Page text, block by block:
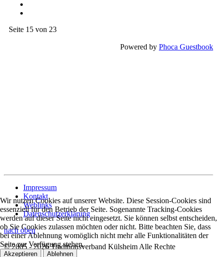
Seite 15 von 23
Powered by Phoca Guestbook
Impressum
Kontakt
Weblinks
Datenschutzerklärung
nach oben
© 2005 - 2026 Traditionsverband Külsheim Alle Rechte
vorbehalten.
Wir nutzen Cookies auf unserer Website. Diese Session-Cookies sind
essenziell für den Betrieb der Seite. Sogenannte Tracking-Cookies
werden auf dieser Seite nicht eingesetzt. Sie können selbst entscheiden,
ob Sie Cookies zulassen möchten oder nicht. Bitte beachten Sie, dass
bei einer Ablehnung womöglich nicht mehr alle Funktionalitäten der
Seite zur Verfügung stehen.
Akzeptieren Ablehnen